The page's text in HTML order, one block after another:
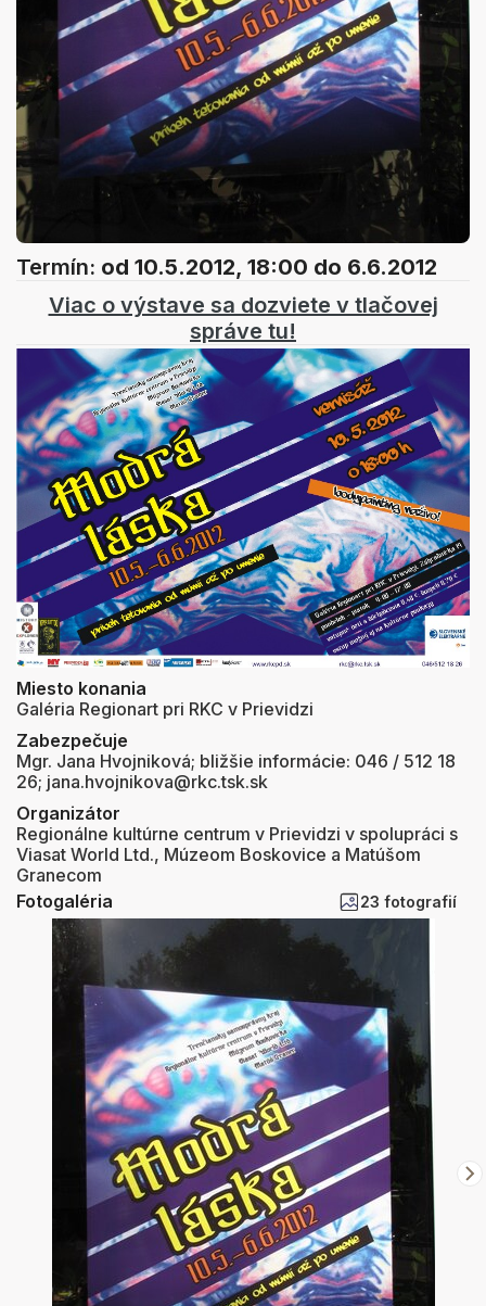
Termín: od 10.5.2012, 18:00 do 6.6.2012
Viac o výstave sa dozviete v tlačovej
správe tu!
Miesto konania
Galéria Regionart pri RKC v Prievidzi
Zabezpečuje
Mgr. Jana Hvojniková; bližšie informácie: 046 / 512 18
26; jana.hvojnikova@rkc.tsk.sk
Organizátor
Regionálne kultúrne centrum v Prievidzi v spolupráci s
Viasat World Ltd., Múzeom Boskovice a Matúšom
Granecom
Fotogaléria
23 fotografií